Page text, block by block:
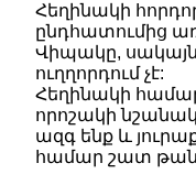
Հեղինակի
ընդհատումից
Վիպակը,
ուղղորդում չէ:
Հեղինակի
որոշակի
ազգ ենք և
համար շատ